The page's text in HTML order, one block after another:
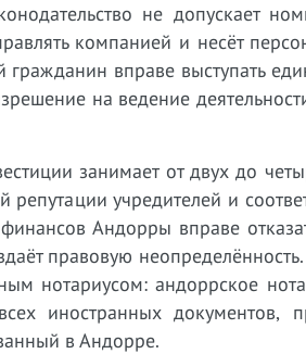
не допускает
компанией и несёт
гражданин вправе выступать
на ведение
занимает от двух до
учредителей и
Андорры вправе
правовую
нотариусом: андоррское
иностранных документов,
в Андорре.